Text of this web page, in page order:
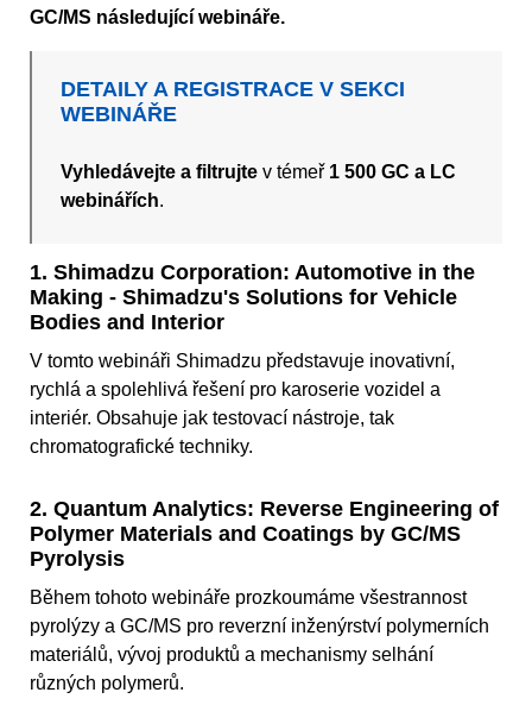
GC/MS následující webináře.
DETAILY A REGISTRACE V SEKCI
WEBINÁŘE
Vyhledávejte a filtrujte v témeř 1 500 GC a LC
webinářích.
1. Shimadzu Corporation: Automotive in the
Making - Shimadzu's Solutions for Vehicle
Bodies and Interior
V tomto webináři Shimadzu představuje inovativní,
rychlá a spolehlivá řešení pro karoserie vozidel a
interiér. Obsahuje jak testovací nástroje, tak
chromatografické techniky.
2. Quantum Analytics: Reverse Engineering of
Polymer Materials and Coatings by GC/MS
Pyrolysis
Během tohoto webináře prozkoumáme všestrannost
pyrolýzy a GC/MS pro reverzní inženýrství polymerních
materiálů, vývoj produktů a mechanismy selhání
různých polymerů.